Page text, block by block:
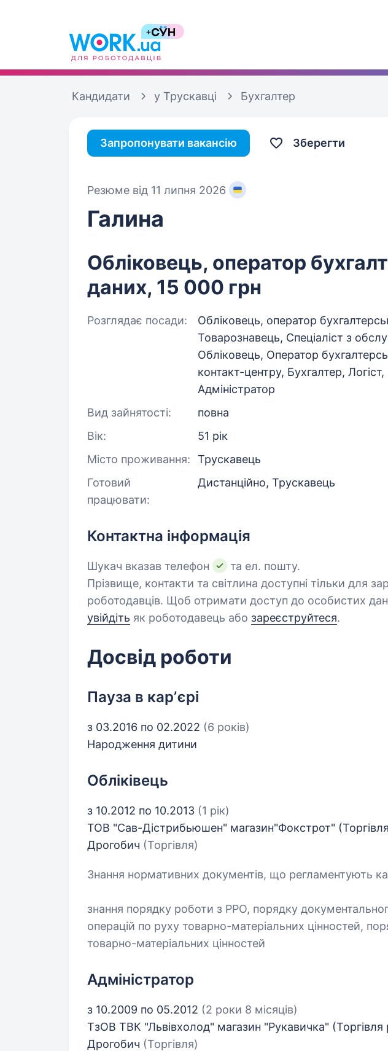
Кандидати у Трускавці Бухгалтер
Запропонувати вакансію Зберегти
Резюме від 11 липня 2026
Галина
Обліковець, оператор
даних, 15 000 грн
Розглядає посади:
Обліковець, оператор
Товарознавець, Спеціаліст з
Обліковець, Оператор
контакт-центру, Бухгалтер,
Адміністратор
Вид зайнятості:
повна
Вік:
51 рік
Місто проживання:
Трускавець
Готовий
працювати:
Дистанційно, Трускавець
Контактна інформація
Шукач вказав телефон
та ел. пошту.
Прізвище, контакти та світлина доступні тільки для
роботодавців. Щоб отримати доступ до особистих
увійдіть як роботодавець або зареєструйтеся.
Досвід роботи
Пауза в карʼєрі
з 03.2016 по 02.2022 (6 років)
Народження дитини
Обліківець
з 10.2012 по 10.2013 (1 рік)
ТОВ "Сав-Дістрибьюшен" магазин"Фокстрот"
Дрогобич (Торгівля)
Знання нормативних документів, що регламентують
знання порядку роботи з РРО, порядку
операцій по руху товарно-матеріальних цінностей,
товарно-матеріальних цінностей
Адміністратор
з 10.2009 по 05.2012 (2 роки 8 місяців)
ТзОВ ТВК "Львівхолод" магазин "Рукавичка" (Торгівля
Дрогобич (Торгівля)